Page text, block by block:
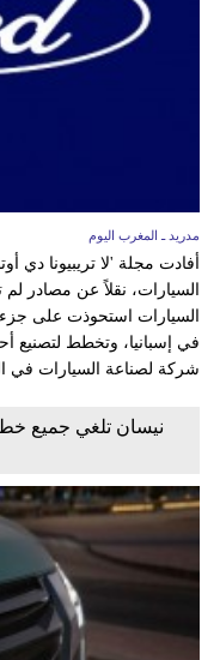
مدريد ـ المغرب اليوم
أفادت مجلة 'لا تريبيونا دي
السيارات، نقلاً عن مصادر
السيارات استحوذت على
في إسبانيا، وتخطط لتصنيع
شركة لصناعة السيارات في
نيسان تلغي جميع